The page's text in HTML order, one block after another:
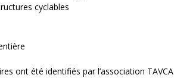
cyclables
ont été identifiés par l’association TAVCA